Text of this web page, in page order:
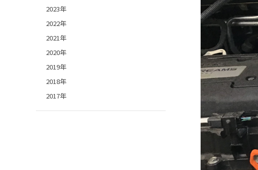
2023年
2022年
2021年
2020年
2019年
2018年
2017年